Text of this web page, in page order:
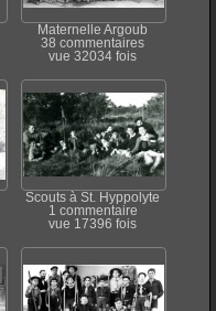
Maternelle Argoub
38 commentaires
vue 32034 fois
Scouts à St. Hyppolyte
1 commentaire
vue 17396 fois